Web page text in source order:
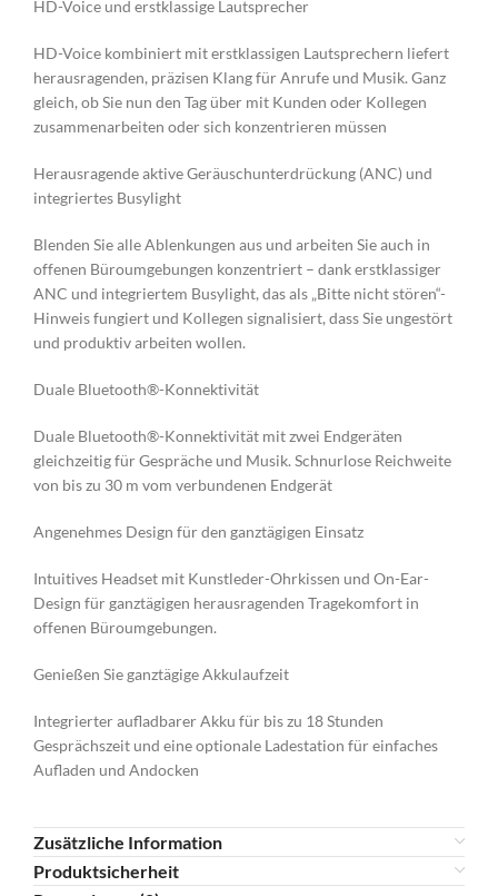
HD-Voice und erstklassige Lautsprecher
HD-Voice kombiniert mit erstklassigen Lautsprechern liefert
herausragenden, präzisen Klang für Anrufe und Musik. Ganz
gleich, ob Sie nun den Tag über mit Kunden oder Kollegen
zusammenarbeiten oder sich konzentrieren müssen
Herausragende aktive Geräuschunterdrückung (ANC) und
integriertes Busylight
Blenden Sie alle Ablenkungen aus und arbeiten Sie auch in
offenen Büroumgebungen konzentriert – dank erstklassiger
ANC und integriertem Busylight, das als „Bitte nicht stören“-
Hinweis fungiert und Kollegen signalisiert, dass Sie ungestört
und produktiv arbeiten wollen.
Duale Bluetooth®-Konnektivität
Duale Bluetooth®-Konnektivität mit zwei Endgeräten
gleichzeitig für Gespräche und Musik. Schnurlose Reichweite
von bis zu 30 m vom verbundenen Endgerät
Angenehmes Design für den ganztägigen Einsatz
Intuitives Headset mit Kunstleder-Ohrkissen und On-Ear-
Design für ganztägigen herausragenden Tragekomfort in
offenen Büroumgebungen.
Genießen Sie ganztägige Akkulaufzeit
Integrierter aufladbarer Akku für bis zu 18 Stunden
Gesprächszeit und eine optionale Ladestation für einfaches
Aufladen und Andocken
Zusätzliche Information
Produktsicherheit